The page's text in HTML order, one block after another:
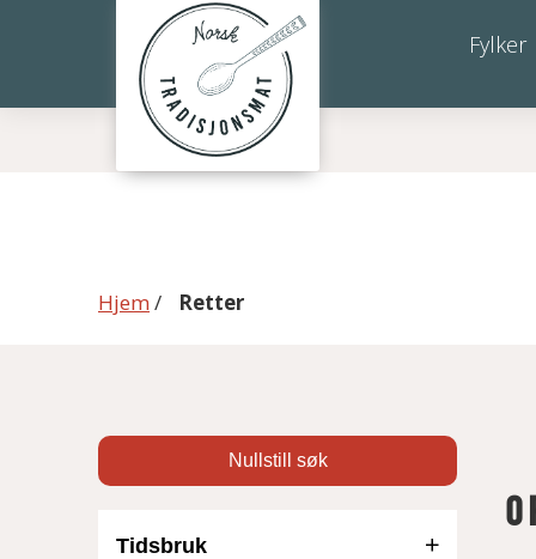
Fylker
Hjem/ Retter
Nullstill søk
Tidsbruk